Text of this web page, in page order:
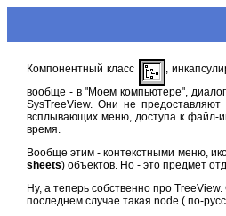
Компонентный класс
,
вообще - в "Моем компьютере",
SysTreeView. Они не
всплывающих меню, доступа к файл-
время.
Вообще этим - контекстными меню,
sheets) объектов. Но - это предмет
Ну, а теперь собственно про
последнем случае такая node ( по-